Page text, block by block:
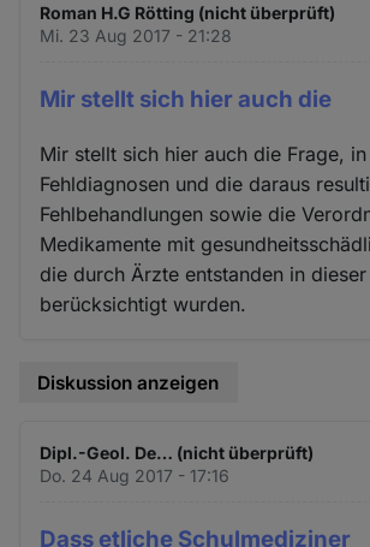
Roman H.G Rötting (nicht überprüft)
Mi. 23 Aug 2017 - 21:28
Mir stellt sich hier auch die
Mir stellt sich hier auch die Frage,
Fehldiagnosen und die daraus
Fehlbehandlungen sowie die
Medikamente mit
die durch Ärzte entstanden in
berücksichtigt wurden.
Diskussion anzeigen
Dipl.-Geol. De… (nicht überprüft)
Do. 24 Aug 2017 - 17:16
Dass etliche Schulmediziner